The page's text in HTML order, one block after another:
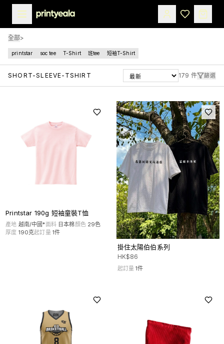
全部>
printstar soc tee T-Shirt 班tee 短袖T-Shirt
SHORT-SLEEVE-TSHIRT 179 件 篩選
Printstar 190g 短袖童裝T恤
產地 越南/中國*面料 日本棉顏色 29色
厚度 190克起訂量 1件
掛住太陽伯伯系列
HK$86
起訂量 1件